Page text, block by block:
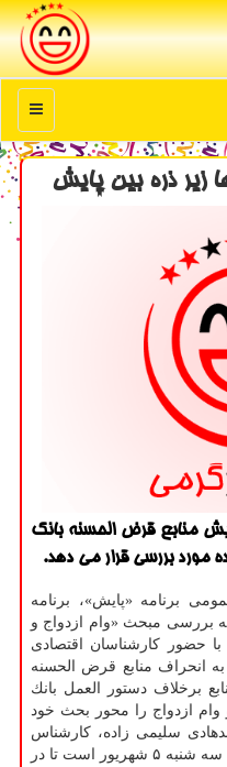
منو
زیر ذره بین پایش
منابع قرض الحسنه بانك
مورد بررسی قرار می دهد.
برنامه «پایش»، برنامه
شنبه ۵ شهریور به بررسی مبحث «وام ازدواج و
حضور كارشناسان اقتصادی
انحراف منابع قرض الحسنه
برخلاف دستور العمل بانك
ازدواج را محور بحث خود
سلیمی زاده، كارشناس
اقتصادی، میهمان امشب برنامه پایش سه شنبه ۵ شهریور است تا در